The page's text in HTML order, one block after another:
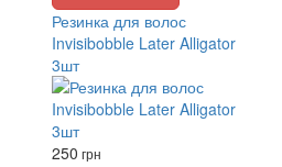
Резинка для волос
Invisibobble Later Alligator
3шт
250 грн